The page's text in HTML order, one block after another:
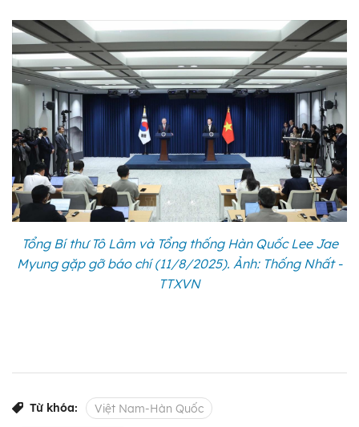
Tổng Bí thư Tô Lâm và Tổng thống Hàn Quốc Lee Jae
Myung gặp gỡ báo chí (11/8/2025). Ảnh: Thống Nhất -
TTXVN
Từ khóa: Việt Nam-Hàn Quốc